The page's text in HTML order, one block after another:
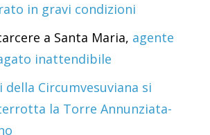
in gravi condizioni
a Santa Maria, agente
inattendibile
della Circumvesuviana si
la Torre Annunziata-